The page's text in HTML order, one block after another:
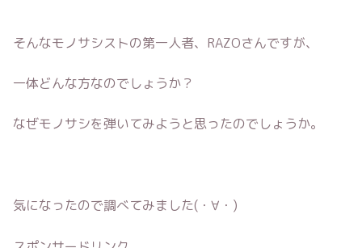
そんなモノサシストの第一人者、RAZOさんですが、
一体どんな方なのでしょうか？
なぜモノサシを弾いてみようと思ったのでしょうか。
気になったので調べてみました(・∀・)